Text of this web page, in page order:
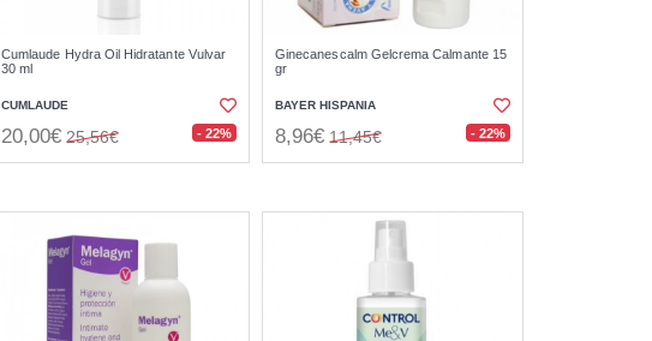
Cumlaude Hydra Oil Hidratante Vulvar
30 ml
CUMLAUDE
20,00€ 25,56€ - 22%
Ginecanescalm Gelcrema Calmante 15
gr
BAYER HISPANIA
8,96€ 11,45€ - 22%